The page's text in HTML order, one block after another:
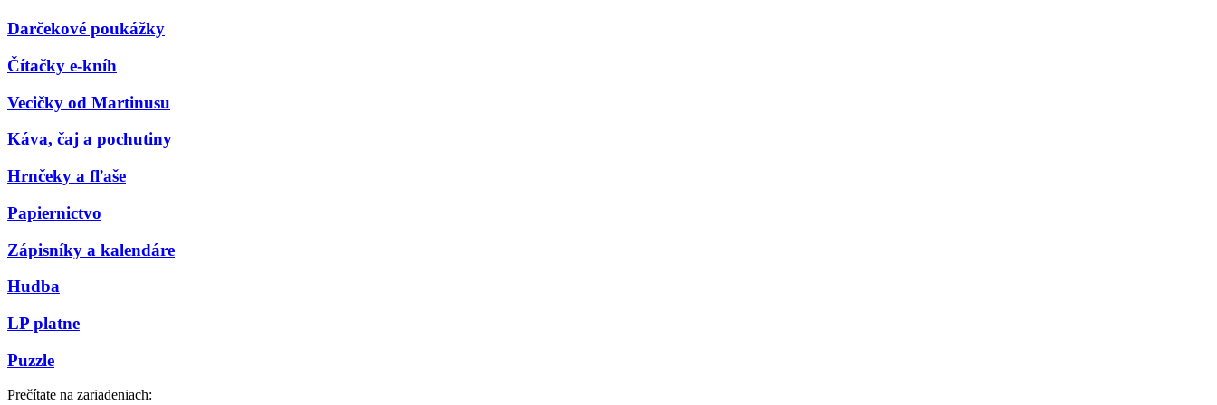
Darčekové poukážky
Čítačky e-kníh
Vecičky od Martinusu
Káva, čaj a pochutiny
Hrnčeky a fľaše
Papiernictvo
Zápisníky a kalendáre
Hudba
LP platne
Puzzle
Prečítate na zariadeniach: